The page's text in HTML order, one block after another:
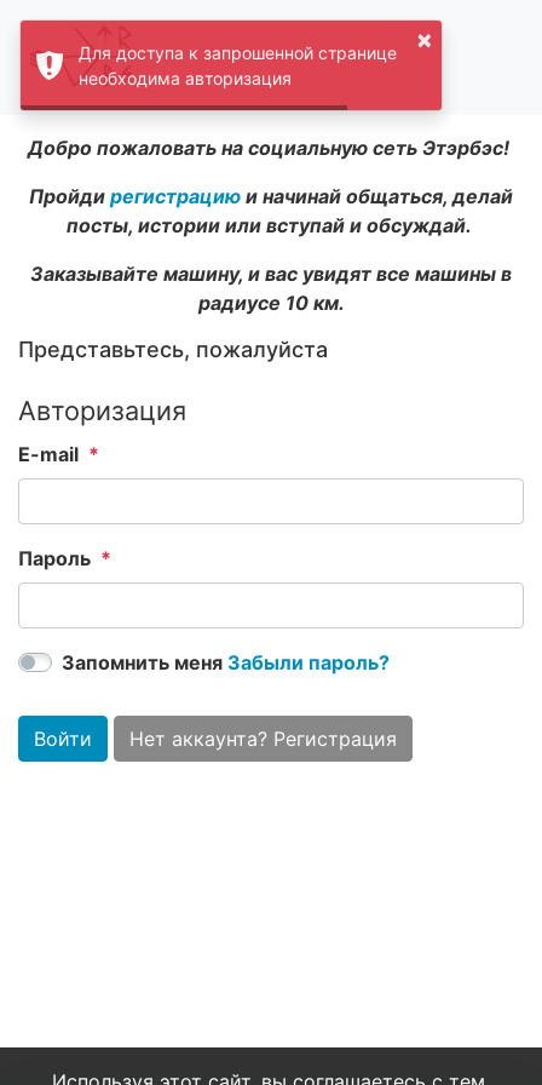
Добро пожаловать на социальную сеть Этэрбэс!
Пройди регистрацию и начинай общаться, делай
посты, истории или вступай и обсуждай.
Заказывайте машину, и вас увидят все машины в
радиусе 10 км.
Представьтесь, пожалуйста
Авторизация
E-mail
Пароль
Запомнить меня Забыли пароль?
Войти Нет аккаунта? Регистрация
×
Для доступа к запрошенной странице
необходима авторизация